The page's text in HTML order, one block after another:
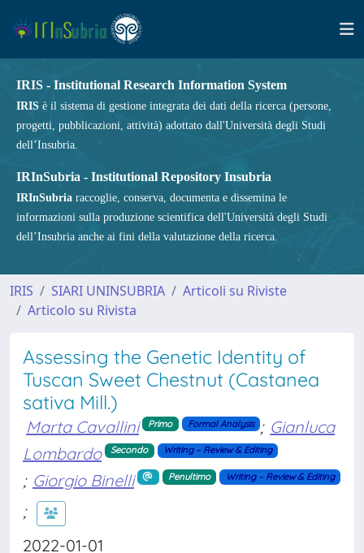
IRIS - Institutional Research Information System
IRIS è il sistema di gestione integrata dei dati della ricerca (persone,
progetti, pubblicazioni, attività) adottato dall'Università degli Studi
dell’Insubria.
IRInSubria - Institutional Repository Insubria
IRInSubria raccoglie, conserva, documenta e dissemina le
informazioni sulla produzione scientifica dell'Università degli Studi
dell’Insubria anche ai fini della valutazione della ricerca.
IRIS SIARI UNINSUBRIA
Articoli su Riviste
Articolo su Rivista
Assessing the Genetic Identity of
Tuscan Sweet Chestnut (Castanea
sativa Mill.)
Marta Cavallini Primo Formal Analysis ; Gianluca
Lombardo
Secondo Writing – Review & Editing
; Giorgio Binelli Penultimo Writing – Review & Editing
;
2022-01-01